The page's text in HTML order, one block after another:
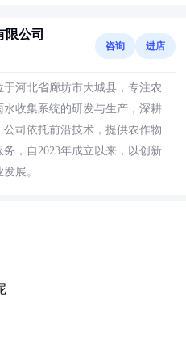
限公司
咨询 进店
河北省廊坊市大城县，专注农
收集系统的研发与生产，深耕
司依托前沿技术，提供农作物
，自2023年成立以来，以创新
展。